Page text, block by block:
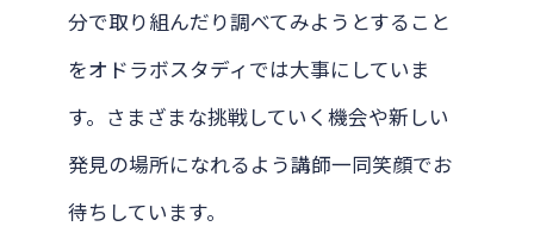
分で取り組んだり調べてみようとすること
をオドラボスタディでは大事にしていま
す。さまざまな挑戦していく機会や新しい
発見の場所になれるよう講師一同笑顔でお
待ちしています。